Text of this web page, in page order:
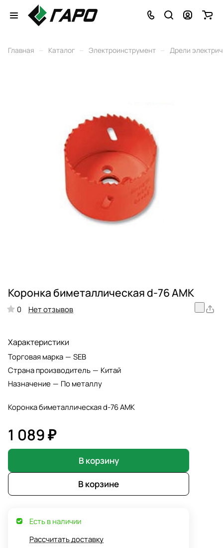
Главная – Каталог – Электроинструмент – Дрели
Коронка биметаллическая d-76 АМК
0 Нет отзывов
Характеристики
Торговая марка — SEB
Страна производитель — Китай
Назначение — По металлу
Коронка биметаллическая d-76 АМК
1 089 ₽
В корзину
В корзине
Есть в наличии
Рассчитать доставку